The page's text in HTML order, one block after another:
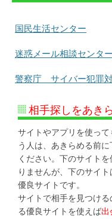
国民生活センター
迷惑メール相談センター
警察庁 サイバー犯罪
相手探しをあき
サイトやアプリを使っ
う人は、あきらめる前
ください。下のサイト
りませんが、下のサイ
優良サイトです。
サイトで相手を見つける
る優良サイトを使えば出